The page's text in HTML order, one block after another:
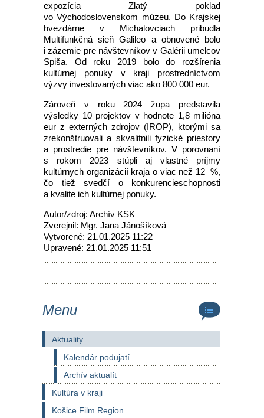
expozícia Zlatý poklad
vo Východoslovenskom múzeu. Do Krajskej
hvezdárne v Michalovciach pribudla
Multifunkčná sieň Galileo a obnovené bolo
i zázemie pre návštevníkov v Galérii umelcov
Spiša. Od roku 2019 bolo do rozšírenia
kultúrnej ponuky v kraji prostredníctvom
výzvy investovaných viac ako 800 000 eur.
Zároveň v roku 2024 župa predstavila
výsledky 10 projektov v hodnote 1,8 milióna
eur z externých zdrojov (IROP), ktorými sa
zrekonštruovali a skvalitnili fyzické priestory
a prostredie pre návštevníkov. V porovnaní
s rokom 2023 stúpli aj vlastné príjmy
kultúrnych organizácií kraja o viac než 12 %,
čo tiež svedčí o konkurencieschopnosti
a kvalite ich kultúrnej ponuky.
Autor/zdroj: Archív KSK
Zverejnil: Mgr. Jana Jánošíková
Vytvorené: 21.01.2025 11:22
Upravené: 21.01.2025 11:51
Menu
Aktuality
Kalendár podujatí
Archív aktualít
Kultúra v kraji
Košice Film Region